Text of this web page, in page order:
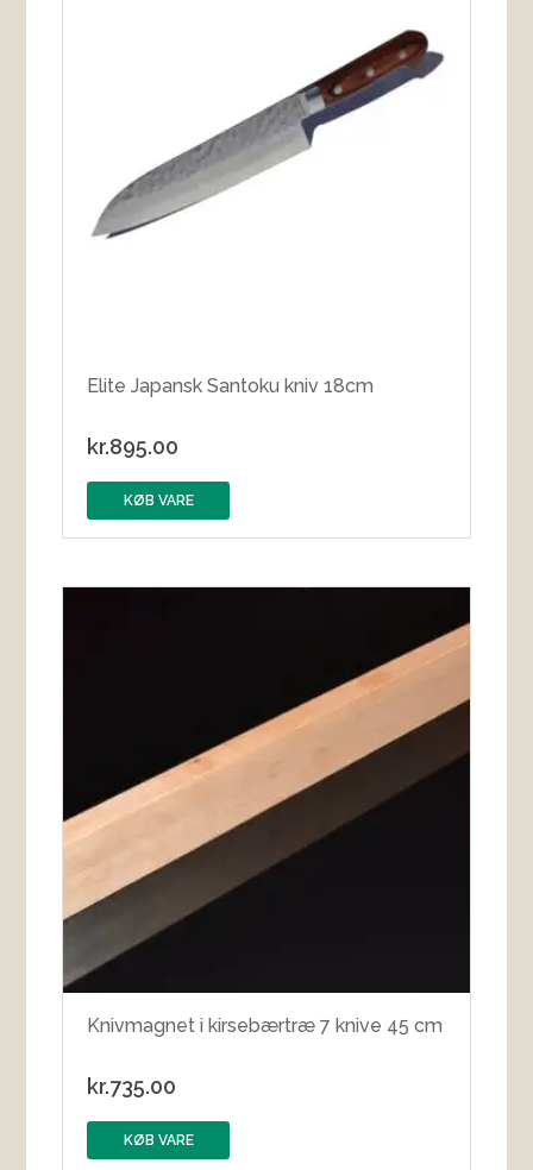
Elite Japansk Santoku kniv 18cm
kr.895.00
KØB VARE
Knivmagnet i kirsebærtræ 7 knive 45 cm
kr.735.00
KØB VARE